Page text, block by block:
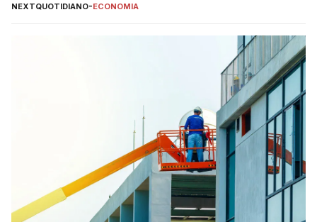
NEXTQUOTIDIANO-ECONOMIA